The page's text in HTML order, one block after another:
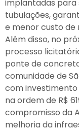
implantadas para
tubulações,
e menor custo de
Além disso, no
processo
ponte de
comunidade de
com
na ordem de R$
compromisso da
melhoria da